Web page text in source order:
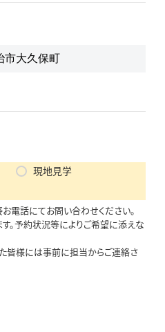
現地見学
電話にてお問い合わせください。
。予約状況等によりご希望に添えな
皆様には事前に担当からご連絡さ